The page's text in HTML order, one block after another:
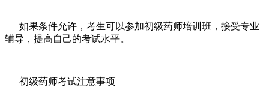
如果条件允许，考生可以参加初级药师培训班，接受专业
辅导，提高自己的考试水平。
初级药师考试注意事项